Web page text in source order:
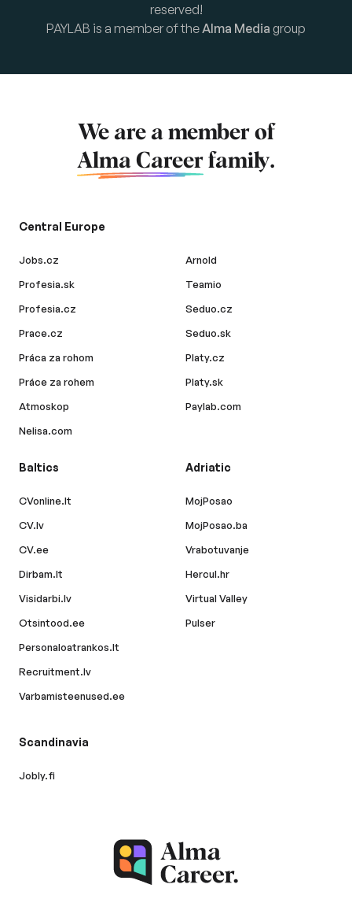
reserved!
PAYLAB is a member of theAlma Media group
We are a member of
Alma Career family.
Central Europe
Jobs.cz
Profesia.sk
Profesia.cz
Prace.cz
Práca za rohom
Práce za rohem
Atmoskop
Nelisa.com
Arnold
Teamio
Seduo.cz
Seduo.sk
Platy.cz
Platy.sk
Paylab.com
Baltics
CVonline.lt
CV.lv
CV.ee
Dirbam.lt
Visidarbi.lv
Otsintood.ee
Personaloatrankos.lt
Recruitment.lv
Varbamisteenused.ee
Adriatic
MojPosao
MojPosao.ba
Vrabotuvanje
Hercul.hr
Virtual Valley
Pulser
Scandinavia
Jobly.fi